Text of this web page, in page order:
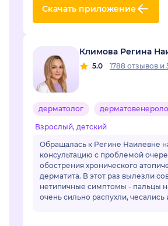
Скачать приложение
Климова Регина
5.0 1788 отзывов и
дерматолог
Взрослый, детский
Обращалась к Регине Наилевне
консультацию с проблемой
обострения хронического
дерматита. В этот раз вылезли
нетипичные симптомы - пальцы
очень сильно распухли, чесались